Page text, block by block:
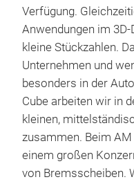
Verfügung.
Anwendungen im
kleine Stückzahlen.
Unternehmen und
besonders in der
Cube arbeiten wir in
kleinen,
zusammen. Beim
einem großen
von Bremsscheiben.